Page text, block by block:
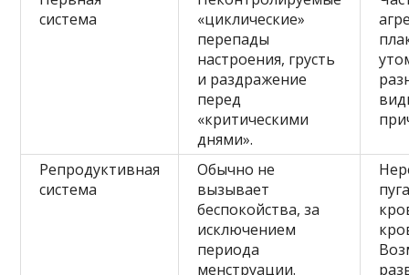
система
«циклические»
перепады
настроения, грусть
и раздражение
перед
«критическими
днями».
Репродуктивная
система
Обычно не
вызывает
беспокойства, за
исключением
периода
менструации.